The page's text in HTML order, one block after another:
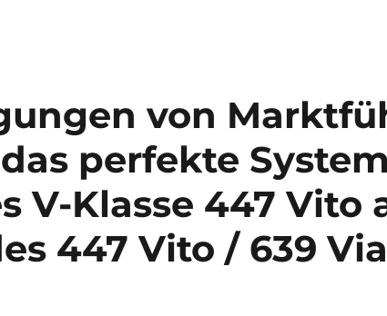
von
perfekte
V-Klasse 447 Vito
447 Vito / 639